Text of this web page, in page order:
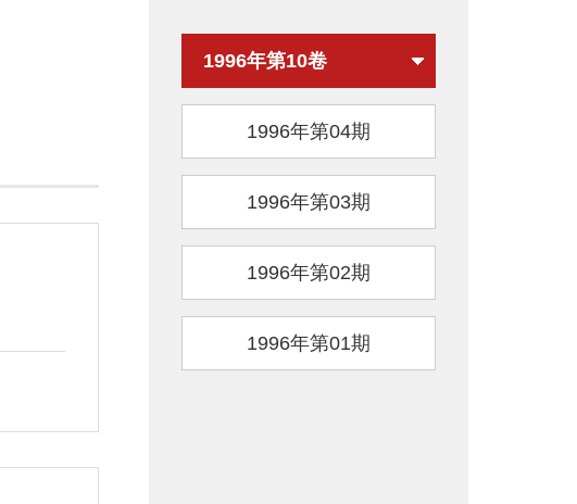
1996年第10卷
1996年第04期
1996年第03期
1996年第02期
1996年第01期